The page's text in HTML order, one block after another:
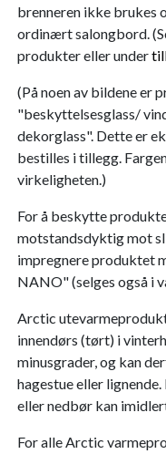
brenneren ikke brukes
ordinært salongbord.
produkter eller under
(På noen av bildene er
"beskyttelsesglass/
dekorglass". Dette er
bestilles i tillegg.
virkeligheten.)
For å beskytte
motstandsdyktig mot
impregnere produktet
NANO" (selges også i
Arctic
innendørs (tørt) i
minusgrader, og kan
hagestue eller
eller nedbør kan
For alle Arctic